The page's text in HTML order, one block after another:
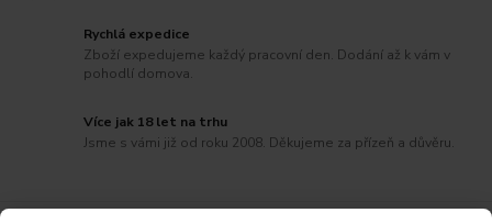
Rychlá expedice
Zboží expedujeme každý pracovní den. Dodání až k vám v
pohodlí domova.
Více jak 18 let na trhu
Jsme s vámi již od roku 2008. Děkujeme za přízeň a důvěru.